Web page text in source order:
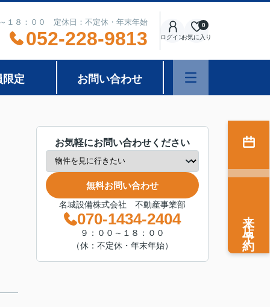
１８：００ 定休日：不定休・年末年始
052-228-9813 ログインお気に入り
0
限定 お問い合わせ
お気軽にお問い合わせください
無料お問い合わせ
名城設備株式会社 不動産事業部
070-1434-2404
９：００～１８：００
（休：不定休・年末年始）
来店予約